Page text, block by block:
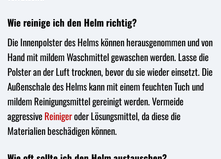
Wie reinige ich den Helm richtig?
Die Innenpolster des Helms können herausgenommen und von
Hand mit mildem Waschmittel gewaschen werden. Lasse die
Polster an der Luft trocknen, bevor du sie wieder einsetzt. Die
Außenschale des Helms kann mit einem feuchten Tuch und
mildem Reinigungsmittel gereinigt werden. Vermeide
aggressiveReinigeroder Lösungsmittel, da diese die
Materialien beschädigen können.